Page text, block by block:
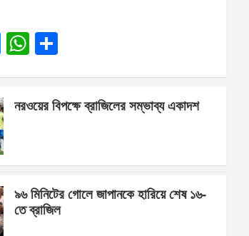
M
n
g
er
W
s
p
e
নরওয়ের বিপক্ষে ব্রাজিলের সম্ভাব্য একাদশ
৯৬ মিনিটের গোলে জাপানকে হারিয়ে শেষ ১৬-
তে ব্রাজিল